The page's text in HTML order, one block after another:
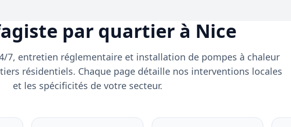
par quartier à Nice
7, entretien réglementaire et installation de pompes à chaleur
résidentiels. Chaque page détaille nos interventions locales
et les spécificités de votre secteur.